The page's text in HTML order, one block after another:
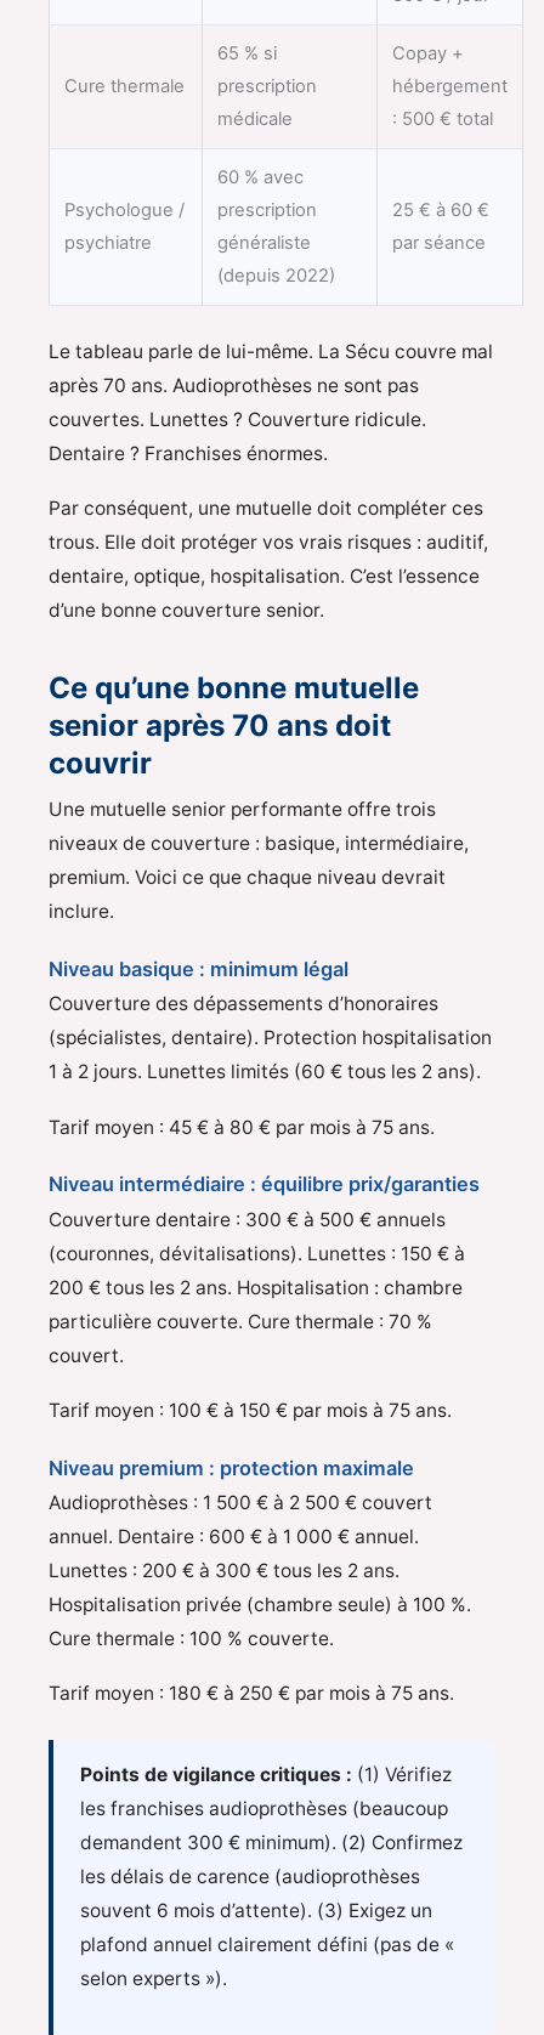
Cure thermale
65 % si
prescription
médicale
Copay +
hébergement
: 500 € total
Psychologue /
psychiatre
60 % avec
prescription
généraliste
(depuis 2022)
25 € à 60 €
par séance
Le tableau parle de lui-même. La Sécu couvre mal
après 70 ans. Audioprothèses ne sont pas
couvertes. Lunettes ? Couverture ridicule.
Dentaire ? Franchises énormes.
Par conséquent, une mutuelle doit compléter ces
trous. Elle doit protéger vos vrais risques : auditif,
dentaire, optique, hospitalisation. C’est l’essence
d’une bonne couverture senior.
Ce qu’une bonne mutuelle
senior après 70 ans doit
couvrir
Une mutuelle senior performante offre trois
niveaux de couverture : basique, intermédiaire,
premium. Voici ce que chaque niveau devrait
inclure.
Niveau basique : minimum légal
Couverture des dépassements d’honoraires
(spécialistes, dentaire). Protection hospitalisation
1 à 2 jours. Lunettes limités (60 € tous les 2 ans).
Tarif moyen : 45 € à 80 € par mois à 75 ans.
Niveau intermédiaire : équilibre prix/garanties
Couverture dentaire : 300 € à 500 € annuels
(couronnes, dévitalisations). Lunettes : 150 € à
200 € tous les 2 ans. Hospitalisation : chambre
particulière couverte. Cure thermale : 70 %
couvert.
Tarif moyen : 100 € à 150 € par mois à 75 ans.
Niveau premium : protection maximale
Audioprothèses : 1 500 € à 2 500 € couvert
annuel. Dentaire : 600 € à 1 000 € annuel.
Lunettes : 200 € à 300 € tous les 2 ans.
Hospitalisation privée (chambre seule) à 100 %.
Cure thermale : 100 % couverte.
Tarif moyen : 180 € à 250 € par mois à 75 ans.
Points de vigilance critiques : (1) Vérifiez
les franchises audioprothèses (beaucoup
demandent 300 € minimum). (2) Confirmez
les délais de carence (audioprothèses
souvent 6 mois d’attente). (3) Exigez un
plafond annuel clairement défini (pas de «
selon experts »).